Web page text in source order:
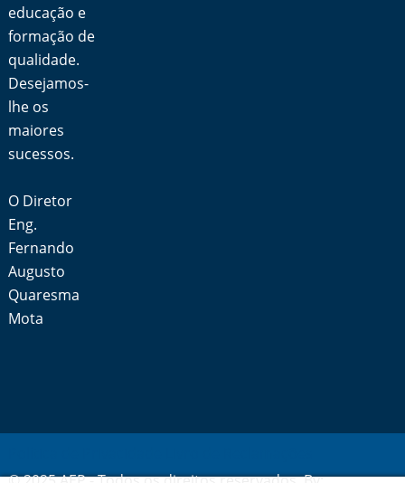
educação e
formação de
qualidade.
Desejamos-
lhe os
maiores
sucessos.
O Diretor
Eng.
Fernando
Augusto
Quaresma
Mota